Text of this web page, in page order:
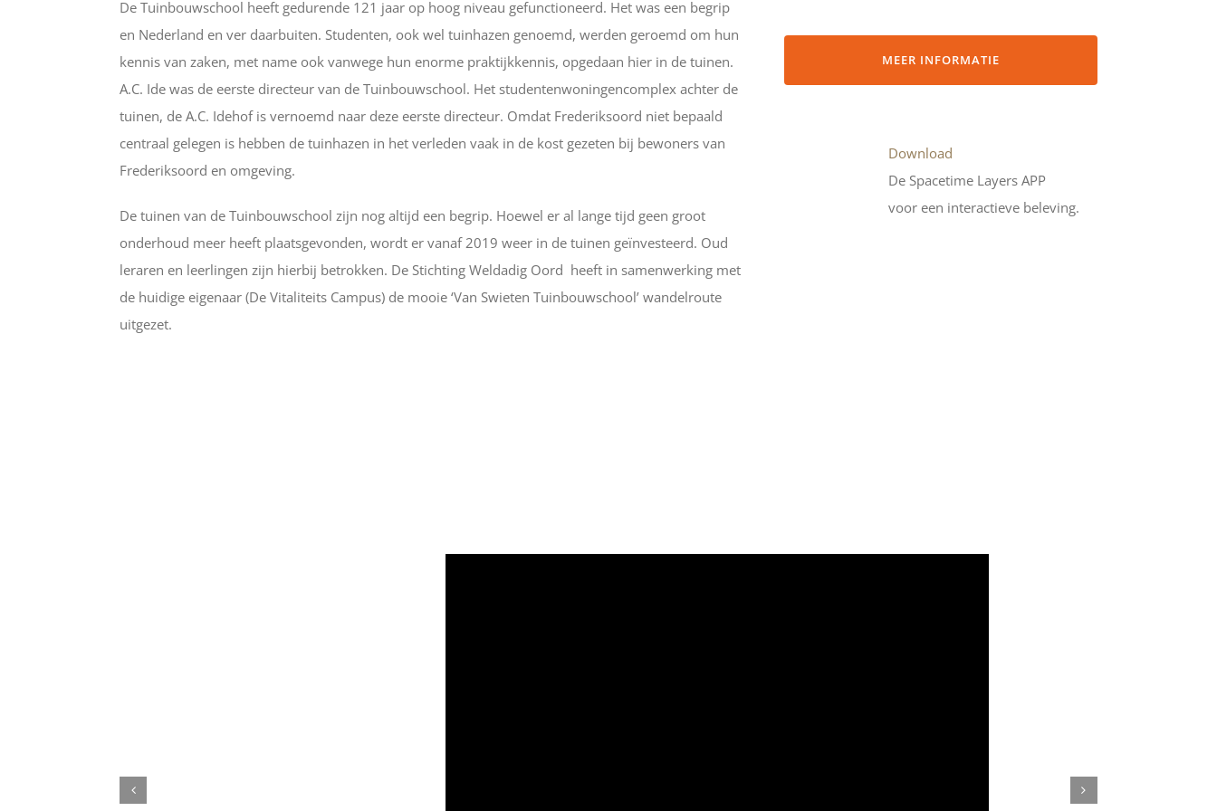
De Tuinbouwschool heeft gedurende 121 jaar op hoog niveau gefunctioneerd. Het was een begrip
en Nederland en ver daarbuiten. Studenten, ook wel tuinhazen genoemd, werden geroemd om hun
kennis van zaken, met name ook vanwege hun enorme praktijkkennis, opgedaan hier in de tuinen.
A.C. Ide was de eerste directeur van de Tuinbouwschool. Het studentenwoningencomplex achter de
tuinen, de A.C. Idehof is vernoemd naar deze eerste directeur. Omdat Frederiksoord niet bepaald
centraal gelegen is hebben de tuinhazen in het verleden vaak in de kost gezeten bij bewoners van
Frederiksoord en omgeving.
De tuinen van de Tuinbouwschool zijn nog altijd een begrip. Hoewel er al lange tijd geen groot
onderhoud meer heeft plaatsgevonden, wordt er vanaf 2019 weer in de tuinen geïnvesteerd. Oud
leraren en leerlingen zijn hierbij betrokken. De Stichting Weldadig Oord heeft in samenwerking met
de huidige eigenaar (De Vitaliteits Campus) de mooie ‘Van Swieten Tuinbouwschool’ wandelroute
uitgezet.
MEER INFORMATIE
Download
De Spacetime Layers APP
voor een interactieve beleving.